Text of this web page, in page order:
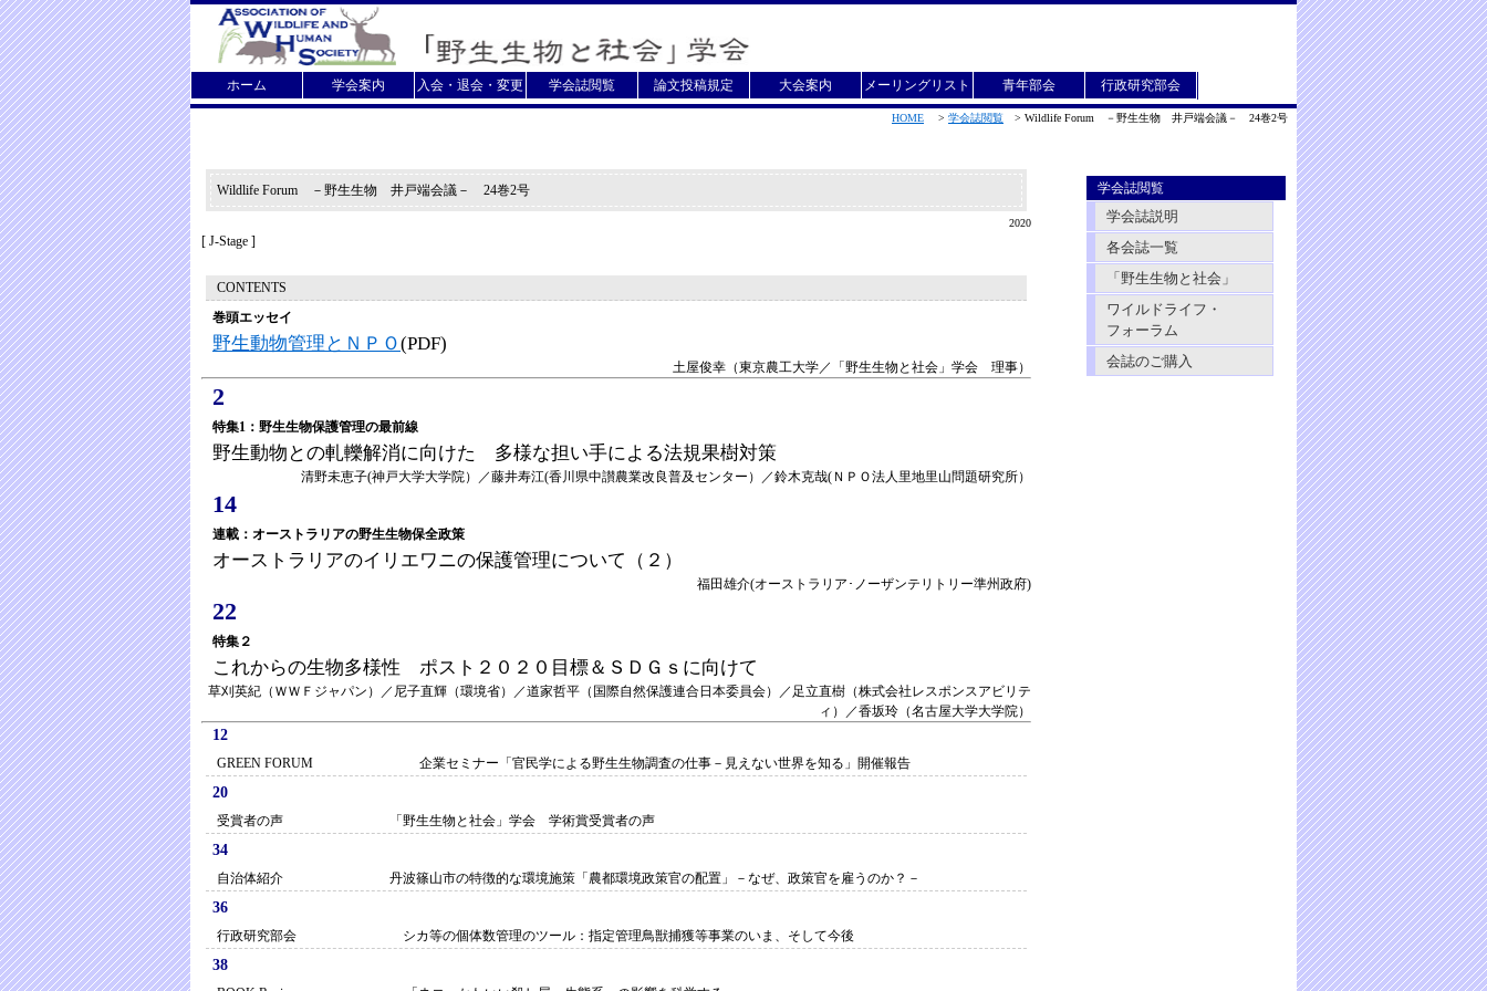
ホーム 学会案内 入会・退会・変更 学会誌閲覧 論文投稿規定 大会案内 メーリングリスト 青年部会 行政研究部会
HOME > 学会誌閲覧 > Wildlife Forum －野生生物 井戸端会議－ 24巻2号
Wildlife Forum －野生生物 井戸端会議－ 24巻2号
2020
[ J-Stage ]
CONTENTS
巻頭エッセイ
野生動物管理とＮＰＯ(PDF)
土屋俊幸（東京農工大学／「野生生物と社会」学会 理事）
2
特集1：野生生物保護管理の最前線
野生動物との軋轢解消に向けた 多様な担い手による法規果樹対策
清野未恵子(神戸大学大学院）／藤井寿江(香川県中讃農業改良普及センター）／鈴木克哉(ＮＰＯ法人里地里山問題研究所）
14
連載：オーストラリアの野生生物保全政策
オーストラリアのイリエワニの保護管理について（２）
福田雄介(オーストラリア･ノーザンテリトリー準州政府)
22
特集２
これからの生物多様性 ポスト２０２０目標＆ＳＤＧｓに向けて
草刈英紀（ＷＷＦジャパン）／尼子直輝（環境省）／道家哲平（国際自然保護連合日本委員会）／足立直樹（株式会社レスポンスアビリテ
ィ）／香坂玲（名古屋大学大学院）
12
GREEN FORUM 企業セミナー「官民学による野生生物調査の仕事－見えない世界を知る」開催報告
20
受賞者の声 「野生生物と社会」学会 学術賞受賞者の声
34
自治体紹介 丹波篠山市の特徴的な環境施策「農都環境政策官の配置」－なぜ、政策官を雇うのか？－
36
行政研究部会 シカ等の個体数管理のツール：指定管理鳥獣捕獲等事業のいま、そして今後
38
学会誌閲覧
学会誌説明
各会誌一覧
「野生生物と社会」
ワイルドライフ・
フォーラム
会誌のご購入